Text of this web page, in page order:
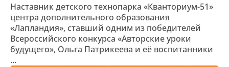
Наставник детского технопарка «Кванториум-51»
центра дополнительного образования
«Лапландия», ставший одним из победителей
Всероссийского конкурса «Авторские уроки
будущего», Ольга Патрикеева и её воспитанники
...